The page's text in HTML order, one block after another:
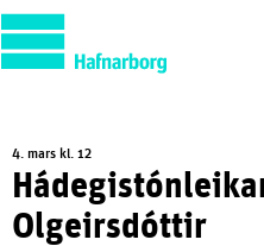
4. mars kl. 12
Olgeirsdóttir